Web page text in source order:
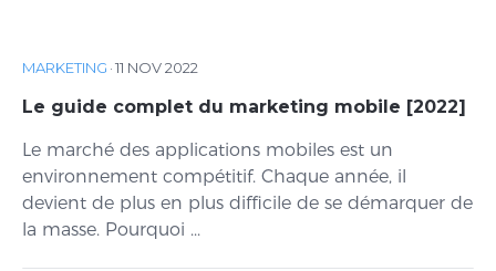
MARKETING ·11 NOV 2022
Le guide complet du marketing mobile [2022]
Le marché des applications mobiles est un
environnement compétitif. Chaque année, il
devient de plus en plus difficile de se démarquer de
la masse. Pourquoi ...